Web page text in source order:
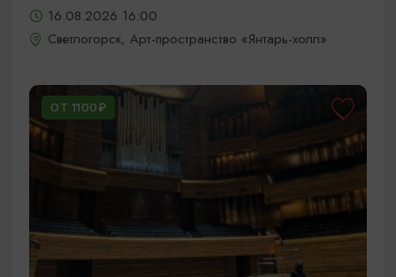
16.08.2026 16:00
Светлогорск, Арт-пространство «Янтарь-холл»
ОТ 1100₽